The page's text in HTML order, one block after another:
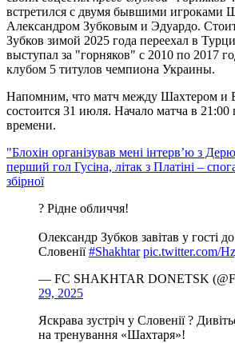
встретился с двумя бывшими игроками
Александром Зубковым и Эдуардо.
Зубков зимой 2025 года переехал в
выступал за "горняков" с 2010 по 2017
клубом 5 титулов чемпиона Украины.
Напомним, что матч между Шахтером и
состоится 31 июля. Начало матча в 21:00
времени.
"Блохін організував мені інтерв’ю з
перший гол Гусіна, літак з Платіні –
збірної
? Рідне обличчя!
Олександр Зубков завітав у гості
Словенії ️#Shakhtar pic.twitter.com/
— FC SHAKHTAR DONETSK
29, 2025
Яскрава зустріч у Словенії ?
на тренування «Шахтаря»!